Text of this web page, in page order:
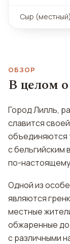
Сыр (местный)
ОБЗОР
В целом
Город Лилль,
славится
объединяются
с бельгийским
по-
Одной из
являются
местные
обжаренные
с различными